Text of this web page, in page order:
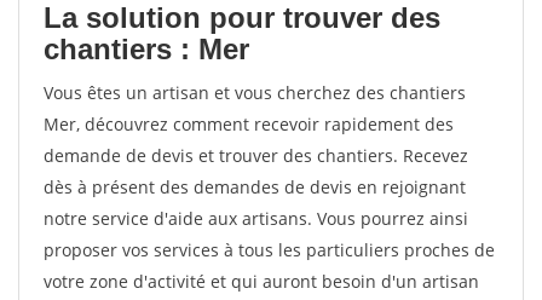
La solution pour trouver des
chantiers : Mer
Vous êtes un artisan et vous cherchez des chantiers
Mer, découvrez comment recevoir rapidement des
demande de devis et trouver des chantiers. Recevez
dès à présent des demandes de devis en rejoignant
notre service d'aide aux artisans. Vous pourrez ainsi
proposer vos services à tous les particuliers proches de
votre zone d'activité et qui auront besoin d'un artisan